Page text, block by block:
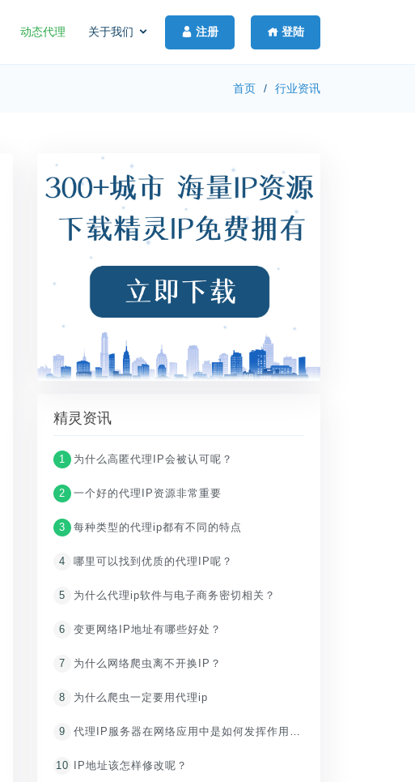
动态代理 关于我们 注册 登陆
首页 行业资讯
精灵资讯
1 为什么高匿代理IP会被认可呢？
2 一个好的代理IP资源非常重要
3 每种类型的代理ip都有不同的特点
4 哪里可以找到优质的代理IP呢？
5 为什么代理ip软件与电子商务密切相关？
6 变更网络IP地址有哪些好处？
7 为什么网络爬虫离不开换IP？
8 为什么爬虫一定要用代理ip
9 代理IP服务器在网络应用中是如何发挥作用的？
10 IP地址该怎样修改呢？